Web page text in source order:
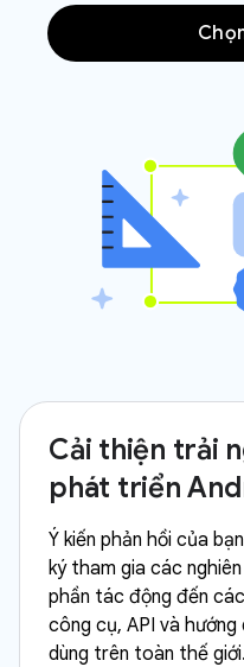
Cải thiện trải
phát triển
Ý kiến phản hồi của
ký tham gia các
phần tác động đến
công cụ, API và
dùng trên toàn thế